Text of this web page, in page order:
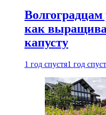
Волгоградцам
как
капусту
1 год спустя1 год